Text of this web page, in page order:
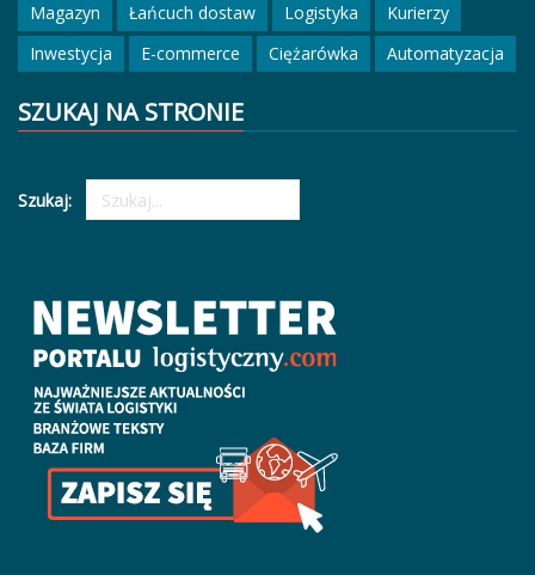
Magazyn
Łańcuch dostaw Logistyka
Kurierzy
Inwestycja
E-commerce Ciężarówka Automatyzacja
SZUKAJ NA STRONIE
Szukaj: